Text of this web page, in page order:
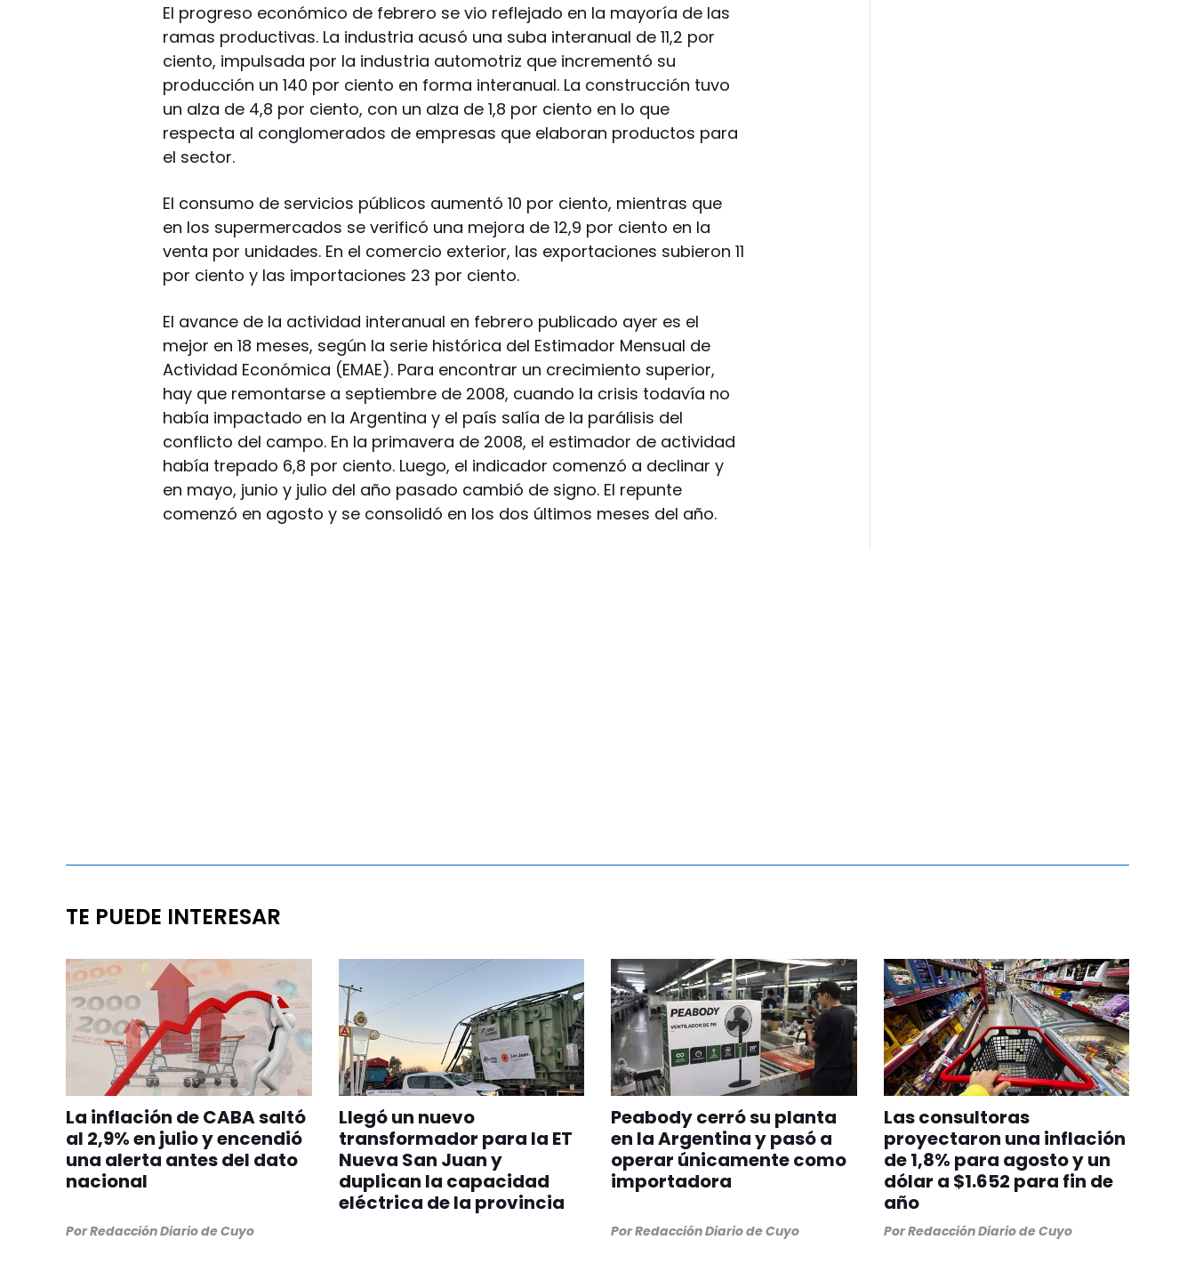
El progreso económico de febrero se vio reflejado en la mayoría de las
ramas productivas. La industria acusó una suba interanual de 11,2 por
ciento, impulsada por la industria automotriz que incrementó su
producción un 140 por ciento en forma interanual. La construcción tuvo
un alza de 4,8 por ciento, con un alza de 1,8 por ciento en lo que
respecta al conglomerados de empresas que elaboran productos para
el sector.
El consumo de servicios públicos aumentó 10 por ciento, mientras que
en los supermercados se verificó una mejora de 12,9 por ciento en la
venta por unidades. En el comercio exterior, las exportaciones subieron 11
por ciento y las importaciones 23 por ciento.
El avance de la actividad interanual en febrero publicado ayer es el
mejor en 18 meses, según la serie histórica del Estimador Mensual de
Actividad Económica (EMAE). Para encontrar un crecimiento superior,
hay que remontarse a septiembre de 2008, cuando la crisis todavía no
había impactado en la Argentina y el país salía de la parálisis del
conflicto del campo. En la primavera de 2008, el estimador de actividad
había trepado 6,8 por ciento. Luego, el indicador comenzó a declinar y
en mayo, junio y julio del año pasado cambió de signo. El repunte
comenzó en agosto y se consolidó en los dos últimos meses del año.
TE PUEDE INTERESAR
La inflación de CABA saltó
al 2,9% en julio y encendió
una alerta antes del dato
nacional
PorRedacción Diario de Cuyo
Llegó un nuevo
transformador para la ET
Nueva San Juan y
duplican la capacidad
eléctrica de la provincia
Peabody cerró su planta
en la Argentina y pasó a
operar únicamente como
importadora
PorRedacción Diario de Cuyo
Las consultoras
proyectaron una inflación
de 1,8% para agosto y un
dólar a $1.652 para fin de
año
PorRedacción Diario de Cuyo